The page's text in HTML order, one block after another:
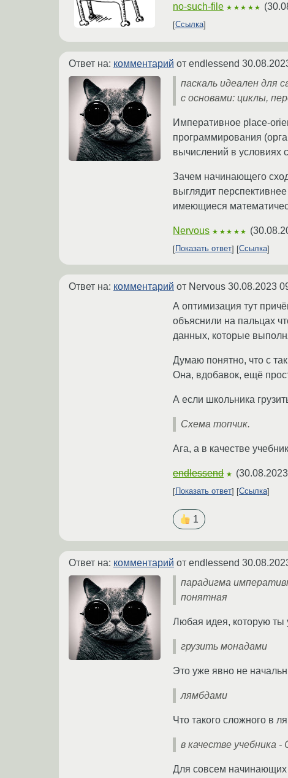
no-such-file ★★★★★ (
Ссылка
Ответ на: комментарий от endlessend
паскаль идеален для
с основами: циклы,
Императивное place-
программирования
вычислений в условиях
Зачем начинающего
выглядит
имеющиеся
Nervous ★★★★★ (
Показать ответ Ссылка
Ответ на: комментарий от Nervous 30.08.2023
А оптимизация тут
объяснили на пальцах
данных, которые
Думаю понятно, что с
Она, вдобавок, ещё
А если школьника
Схема топчик.
Ага, а в качестве
endlessend ★ (
Показать ответ Ссылка
1
Ответ на: комментарий от endlessend
парадигма
понятная
Любая идея, которую ты
грузить монадами
Это уже явно не
лямбдами
Что такого сложного в
в качестве учебника
Для совсем начинающих